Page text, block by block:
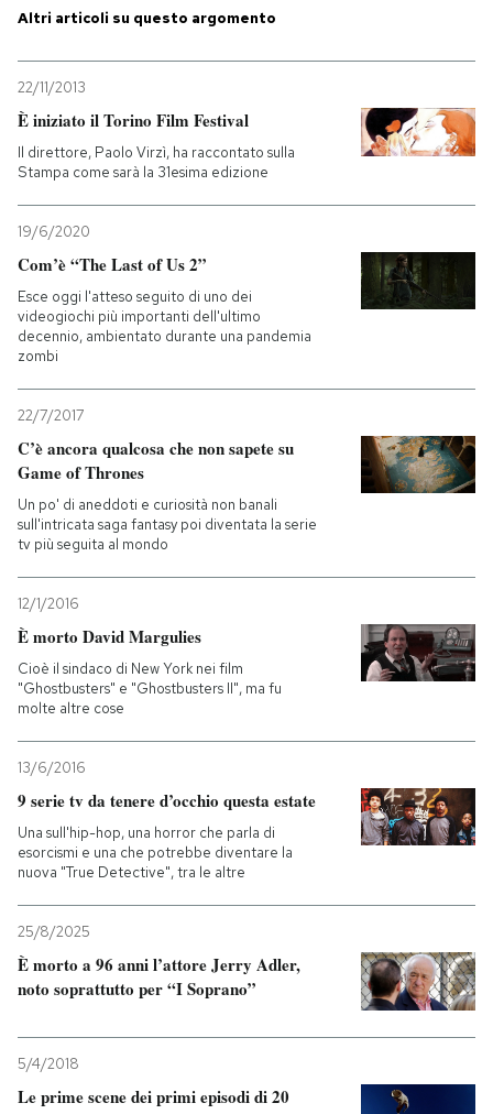
Entra
Altri articoli su questo argomento
22/11/2013
È iniziato il Torino Film Festival
Il direttore, Paolo Virzì, ha raccontato sulla
Stampa come sarà la 31esima edizione
19/6/2020
Com’è “The Last of Us 2”
Esce oggi l'atteso seguito di uno dei
videogiochi più importanti dell'ultimo
decennio, ambientato durante una pandemia
zombi
22/7/2017
C’è ancora qualcosa che non sapete su
Game of Thrones
Un po' di aneddoti e curiosità non banali
sull'intricata saga fantasy poi diventata la serie
tv più seguita al mondo
12/1/2016
È morto David Margulies
Cioè il sindaco di New York nei film
"Ghostbusters" e "Ghostbusters II", ma fu
molte altre cose
13/6/2016
9 serie tv da tenere d’occhio questa estate
Una sull'hip-hop, una horror che parla di
esorcismi e una che potrebbe diventare la
nuova "True Detective", tra le altre
25/8/2025
È morto a 96 anni l’attore Jerry Adler,
noto soprattutto per “I Soprano”
5/4/2018
Le prime scene dei primi episodi di 20